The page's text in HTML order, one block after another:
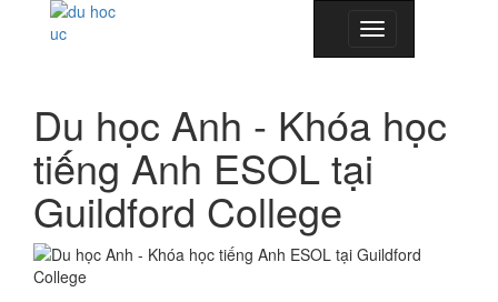
Toggle
navigation
Du học Anh - Khóa học
tiếng Anh ESOL tại
Guildford College